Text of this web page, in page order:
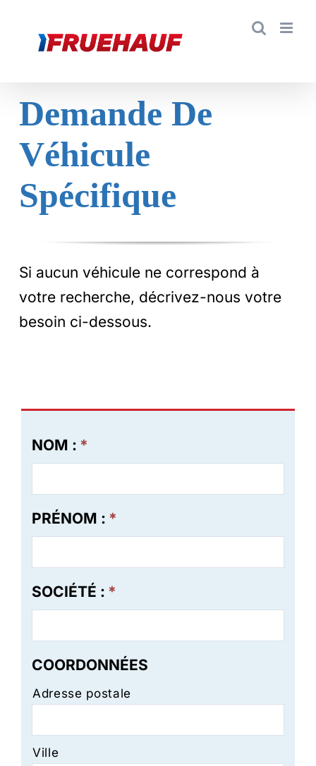
Demande De
Véhicule
Spécifique
Si aucun véhicule ne correspond à
votre recherche, décrivez-nous votre
besoin ci-dessous.
NOM : *
PRÉNOM : *
SOCIÉTÉ : *
COORDONNÉES
Adresse postale
Ville